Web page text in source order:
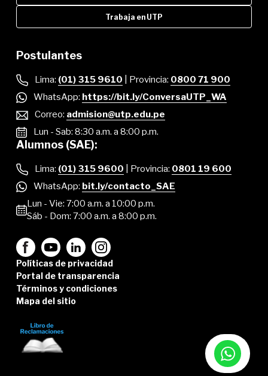
Trabaja en UTP
Postulantes
Lima: (01) 315 9610 | Provincia: 0800 71 900
WhatsApp: https://bit.ly/ConversaUTP_WA
Correo: admision@utp.edu.pe
Lun - Sab: 8:30 a.m. a 8:00 p.m.
Alumnos (SAE):
Lima: (01) 315 9600 | Provincia: 0801 19 600
WhatsApp: bit.ly/contacto_SAE
Lun - Vie: 7:00 a.m. a 10:00 p.m.
Sáb - Dom: 7:00 a.m. a 8:00 p.m.
Políticas de privacidad
Portal de transparencia
Términos y condiciones
Mapa del sitio